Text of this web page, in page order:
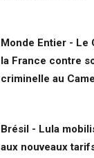
Monde Entier - Le
la France contre
criminelle au
Brésil - Lula
aux nouveaux